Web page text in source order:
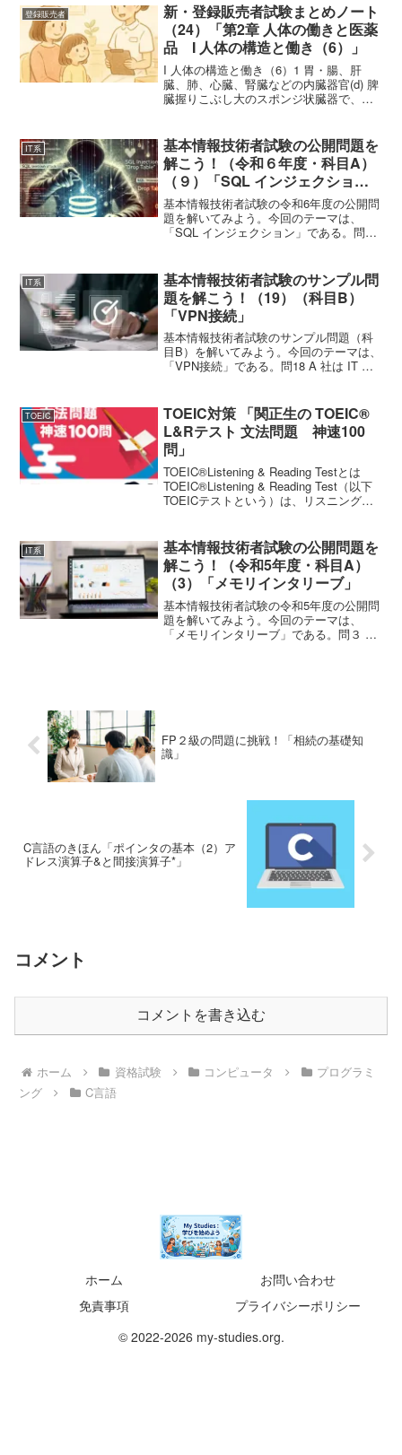
登録販売者
新・登録販売者試験まとめノート
（24）「第2章 人体の働きと医薬
品 I 人体の構造と働き（6）」
I 人体の構造と働き（6）1 胃・腸、肝
臓、肺、心臓、腎臓などの内臓器官(d) 脾
臓握りこぶし大のスポンジ状臓器で、胃
赤血球を濾こし取って処理することであ
る。健康な赤血...
IT系
基本情報技術者試験の公開問題を
解こう！（令和６年度・科目A）
（９）「SQL インジェクショ
ン」
基本情報技術者試験の令和6年度の公開問
題を解いてみよう。今回のテーマは、
「SQL インジェクション」である。問10
ページに出力するときは，“http://...
IT系
基本情報技術者試験のサンプル問
題を解こう！（19）（科目B）
「VPN接続」
基本情報技術者試験のサンプル問題（科
目B）を解いてみよう。今回のテーマは、
「VPN接続」である。問18 A 社は IT 開
かは開発部に所属している。開発...
TOEIC
TOEIC対策 「関正生の TOEIC®
L&Rテスト 文法問題 神速100
問」
TOEIC®Listening & Reading Testとは
TOEIC®Listening & Reading Test（以下
TOEICテストという）は、リスニング
IT系
基本情報技術者試験の公開問題を
解こう！（令和5年度・科目A）
（3）「メモリインタリーブ」
基本情報技術者試験の令和5年度の公開問
題を解いてみよう。今回のテーマは、
「メモリインタリーブ」である。問３
FP２級の問題に挑戦！「相続の基礎知
識」
C言語のきほん「ポインタの基本（2）ア
ドレス演算子&と間接演算子*」
コメント
コメントを書き込む
ホーム 資格試験 コンピュータ
プログラミ
ング
C言語
ホーム
お問い合わせ
免責事項
プライバシーポリシー
© 2022-2026 my-studies.org.